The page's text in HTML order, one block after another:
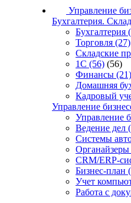
Управление
Бухгалтерия.
Бухгалтерия
Торговля (27)
Складские
1С (56) (56)
Финансы (21)
Домашняя
Кадровый
Управление
Управление
Ведение дел
Системы
Органайзеры
CRM/ERP-
Бизнес-план
Учет
Работа с